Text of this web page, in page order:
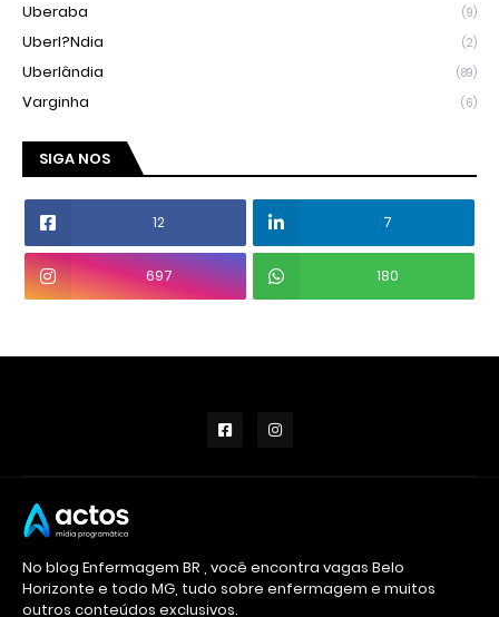
Uberaba (9)
Uberl?ndia (2)
Uberlândia (89)
Varginha (6)
SIGA NOS
12 7
697 180
No blog Enfermagem BR , você encontra vagas Belo
Horizonte e todo MG, tudo sobre enfermagem e muitos
outros conteúdos exclusivos.